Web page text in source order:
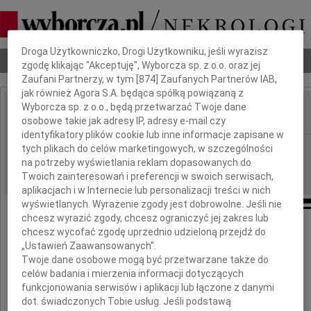
Nekrologi Odeszli Poradnik pogrzebowy
IMIĘ I NAZWISKO:
REGION: Wrocław
DATA EMISJI: 12.05.2010
Serdeczne wyrazy współczucia
Żony
Dbamy o Twoją prywatność
Droga Użytkowniczko, Drogi Użytkowniku, jeśli wyrazisz
zgodę klikając "Akceptuję", Wyborcza sp. z o.o. oraz jej
Zaufani Partnerzy, w tym [874 ] Zaufanych Partnerów IAB,
jak również Agora S.A. będąca spółką powiązaną z
Wyborcza sp. z o.o., będą przetwarzać Twoje dane
osobowe takie jak adresy IP, adresy e-mail czy
identyfikatory plików cookie lub inne informacje zapisane w
tych plikach do celów marketingowych, w szczególności
na potrzeby wyświetlania reklam dopasowanych do
Twoich zainteresowań i preferencji w swoich serwisach,
aplikacjach i w Internecie lub personalizacji treści w nich
wyświetlanych. Wyrażenie zgody jest dobrowolne. Jeśli nie
chcesz wyrazić zgody, chcesz ograniczyć jej zakres lub
chcesz wycofać zgodę uprzednio udzieloną przejdź do
„Ustawień Zaawansowanych”.
Twoje dane osobowe mogą być przetwarzane także do
celów badania i mierzenia informacji dotyczących
funkcjonowania serwisów i aplikacji lub łączone z danymi
dot. świadczonych Tobie usług. Jeśli podstawą